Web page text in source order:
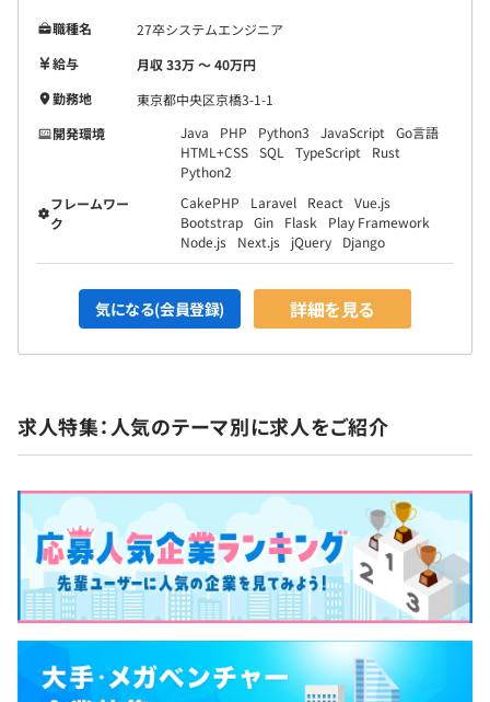
職種名
27卒システムエンジニア
給与
月収 33万 〜 40万円
勤務地
東京都中央区京橋3-1-1
開発環境
Java PHP Python3 JavaScript
Go言語
HTML+CSS SQL TypeScript
Rust
Python2
フレームワー
ク
CakePHP Laravel React
Vue.js
Bootstrap Gin Flask
Play Framework
Node.js
Next.js jQuery Django
気になる(会員登録) 詳細を見る
求人特集：人気のテーマ別に求人をご紹介